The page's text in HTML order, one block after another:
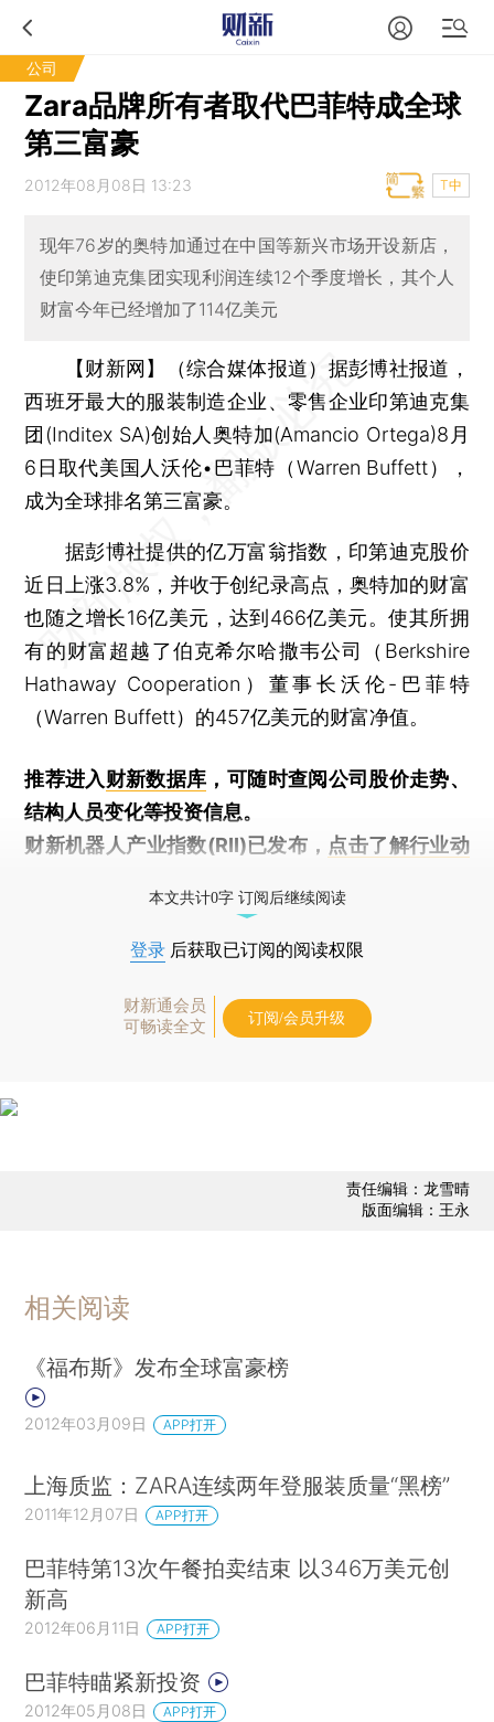
公司
Zara品牌所有者取代巴菲特成全球
第三富豪
2012年08月08日 13:23 T中
现年76岁的奥特加通过在中国等新兴市场开设新店，
使印第迪克集团实现利润连续12个季度增长，其个人
财富今年已经增加了114亿美元
【财新网】（综合媒体报道） 据彭博社报道，
西班牙最大的服装制造企业、零售企业印第迪克集
团(Inditex SA)创始人奥特加(Amancio Ortega)8月
6日取代美国人沃伦•巴菲特（Warren Buffett），
成为全球排名第三富豪。
据彭博社提供的亿万富翁指数，印第迪克股价
近日上涨3.8%，并收于创纪录高点，奥特加的财富
也随之增长16亿美元，达到466亿美元。使其所拥
有的财富超越了伯克希尔哈撒韦公司（Berkshire
Hathaway Cooperation）董事长沃伦-巴菲特
（Warren Buffett）的457亿美元的财富净值。
推荐进入财新数据库 ，可随时查阅公司股价走势、
结构人员变化等投资信息。
财新机器人产业指数(RII)已发布， 点击了解行业动
本文共计0字 订阅后继续阅读
登录 后获取已订阅的阅读权限
财新通会员
可畅读全文
订阅/会员升级
责任编辑：龙雪晴
版面编辑：王永
相关阅读
《福布斯》发布全球富豪榜
2012年03月09日 APP打开
上海质监：ZARA连续两年登服装质量“黑榜”
2011年12月07日 APP打开
巴菲特第13次午餐拍卖结束 以346万美元创
新高
2012年06月11日 APP打开
巴菲特瞄紧新投资
2012年05月08日 APP打开